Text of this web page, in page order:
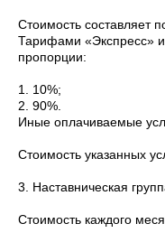
Стоимость составляет
Тарифами «Экспресс»
пропорции:
1. 10%;
2. 90%.
Иные оплачиваемые
Стоимость указанных
3. Наставническая
Стоимость каждого